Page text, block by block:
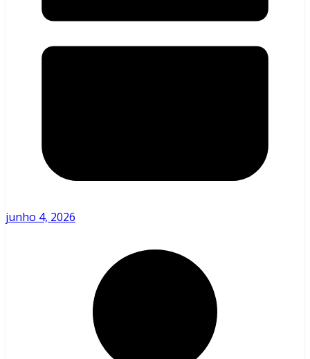
junho 4, 2026